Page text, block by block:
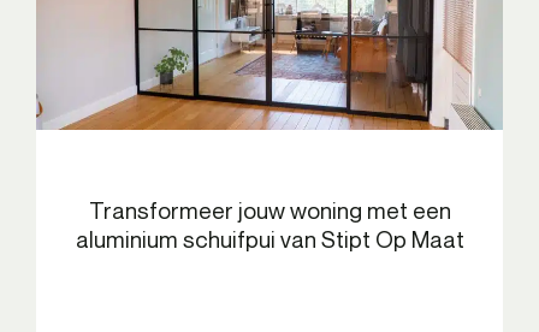
Transformeer jouw woning met een
aluminium schuifpui van Stipt Op Maat